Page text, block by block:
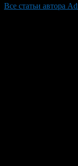
Все статьи автора